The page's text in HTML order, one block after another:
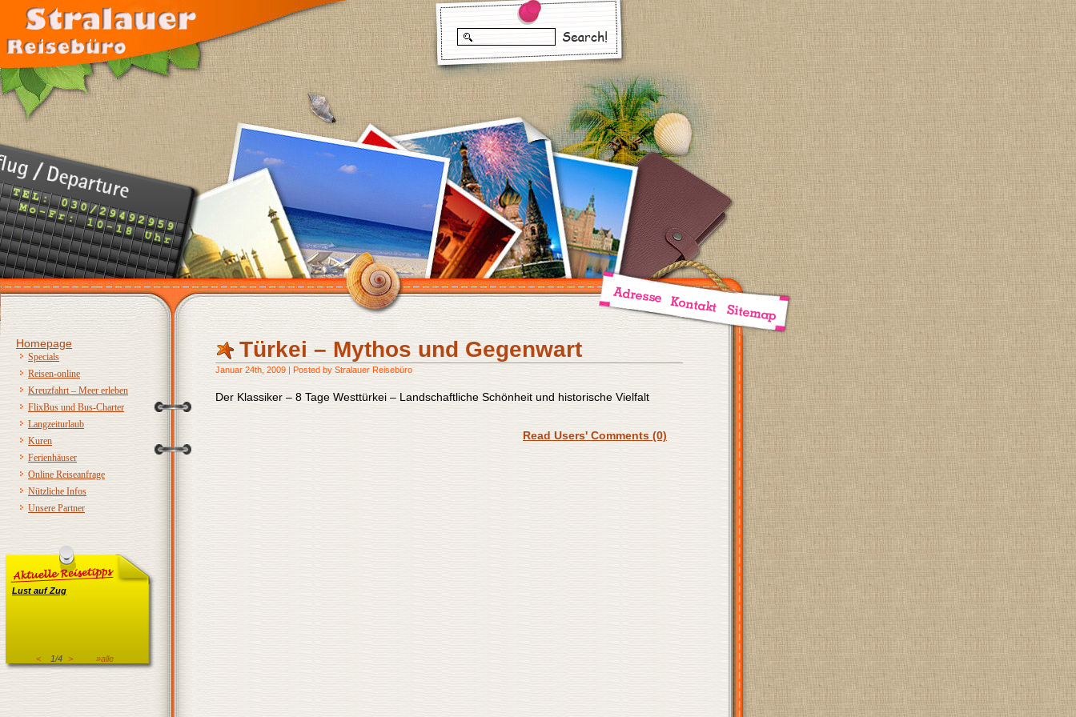
Homepage
Specials
Reisen-online
Kreuzfahrt – Meer erleben
FlixBus und Bus-Charter
Langzeiturlaub
Kuren
Ferienhäuser
Online Reiseanfrage
Nützliche Infos
Unsere Partner
Lust auf Zug
< 1/4 > »alle
Türkei – Mythos und Gegenwart
Januar 24th, 2009 | Posted by Stralauer Reisebüro
Der Klassiker – 8 Tage Westtürkei – Landschaftliche Schönheit und historische Vielfalt
Read Users' Comments (0)